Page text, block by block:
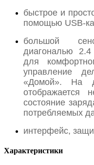
быстрое и
помощью USB-
большой
диагональю
для
управление
«Домой». На
отображается
состояние
потребляемых
интерфейс,
Характеристики